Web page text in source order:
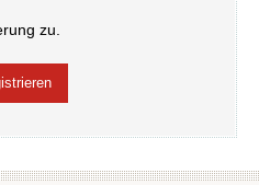
zu.